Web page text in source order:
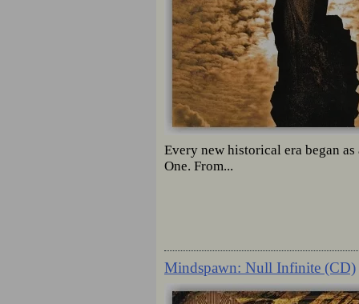
Every new historical era began
One. From...
Mindspawn: Null Infinite (CD)